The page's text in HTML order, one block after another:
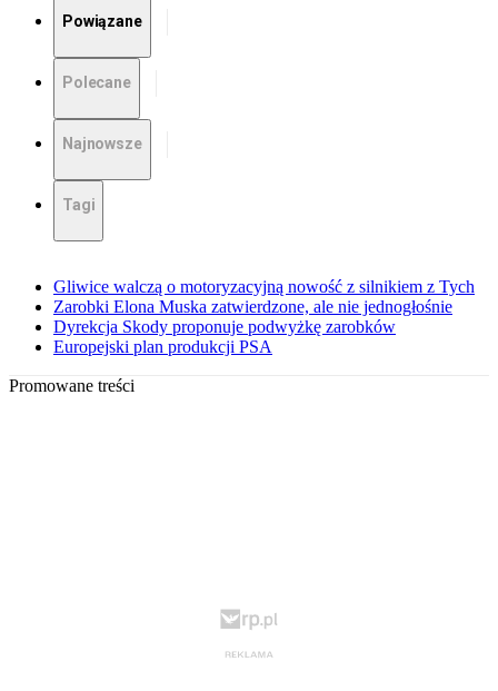
Powiązane
Polecane
Najnowsze
Tagi
Gliwice walczą o motoryzacyjną nowość z silnikiem z Tych
Zarobki Elona Muska zatwierdzone, ale nie jednogłośnie
Dyrekcja Skody proponuje podwyżkę zarobków
Europejski plan produkcji PSA
Promowane treści